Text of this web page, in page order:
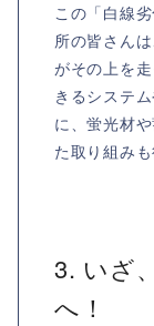
この「白線
所の皆さん
がその上を
きるシステ
に、蛍光材
た取り組みも
3. いざ
へ！